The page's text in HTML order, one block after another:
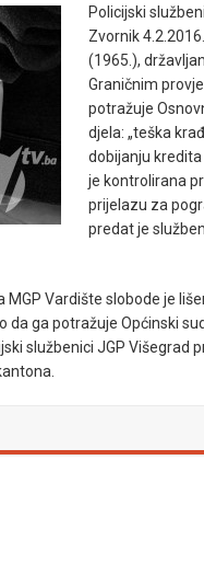
Policijski
Zvornik
(1965.),
Graničnim
potražuje
djela: „teška
dobijanju kredita
je kontrolirana
prijelazu za
predat je
MGP Vardište slobode je
ga potražuje Općinski
službenici JGP Višegrad